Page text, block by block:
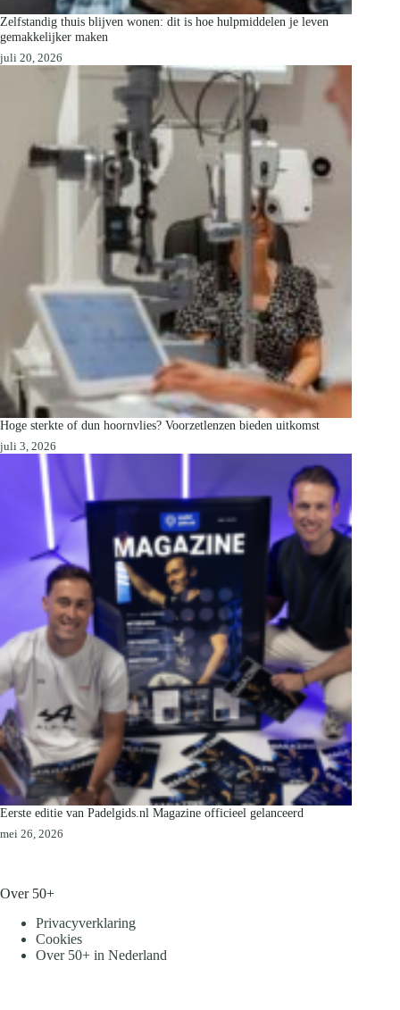
Zelfstandig thuis blijven wonen: dit is hoe hulpmiddelen je leven
gemakkelijker maken
juli 20, 2026
Hoge sterkte of dun hoornvlies? Voorzetlenzen bieden uitkomst
juli 3, 2026
Eerste editie van Padelgids.nl Magazine officieel gelanceerd
mei 26, 2026
Over 50+
Privacyverklaring
Cookies
Over 50+ in Nederland